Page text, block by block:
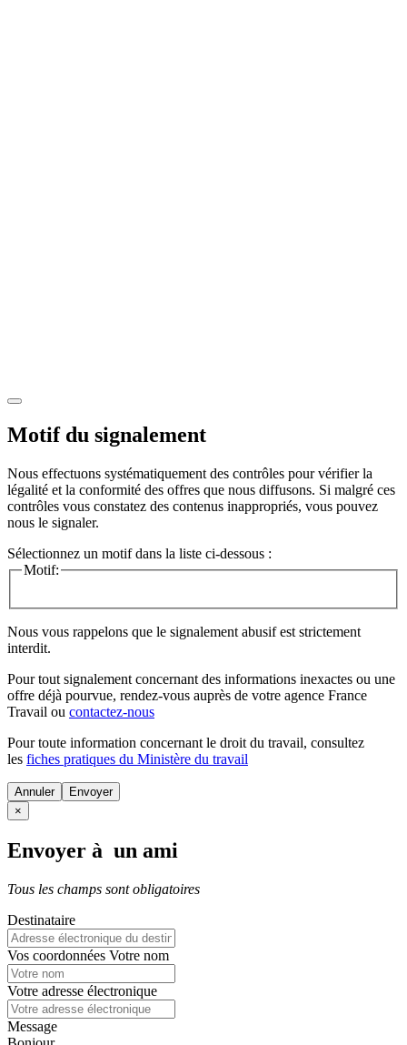
Motif du signalement
Nous effectuons systématiquement des contrôles pour vérifier la
légalité et la conformité des offres que nous diffusons. Si malgré ces
contrôles vous constatez des contenus inappropriés, vous pouvez
nous le signaler.
Sélectionnez un motif dans la liste ci-dessous :
Motif:
Nous vous rappelons que le signalement abusif est strictement
interdit.
Pour tout signalement concernant des informations inexactes ou une
offre déjà pourvue, rendez-vous auprès de votre agence France
Travail ou contactez-nous
Pour toute information concernant le droit du travail, consultez
les fiches pratiques du Ministère du travail
Annuler
×
Envoyer à un ami
Tous les champs sont obligatoires
Destinataire
Vos coordonnées Votre nom
Votre adresse électronique
Message